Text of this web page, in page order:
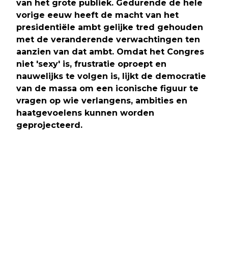
van het grote publiek. Gedurende de hele
vorige eeuw heeft de macht van het
presidentiële ambt gelijke tred gehouden
met de veranderende verwachtingen ten
aanzien van dat ambt. Omdat het Congres
niet 'sexy' is, frustratie oproept en
nauwelijks te volgen is, lijkt de democratie
van de massa om een iconische figuur te
vragen op wie verlangens, ambities en
haatgevoelens kunnen worden
geprojecteerd.